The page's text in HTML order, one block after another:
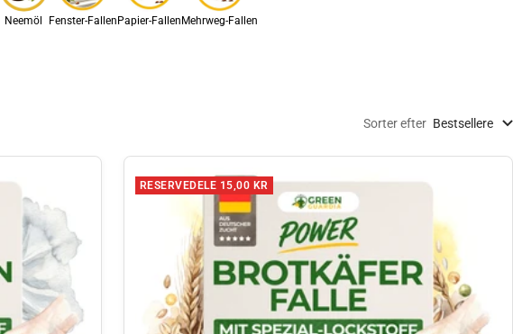
Neemöl Fenster-Fallen Papier-Fallen Mehrweg-Fallen
Sorter efter Bestsellere
RESERVEDELE 15,00 KR